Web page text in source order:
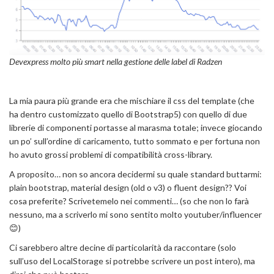
Devexpress molto più smart nella gestione delle label di Radzen
La mia paura più grande era che mischiare il css del template (che
ha dentro customizzato quello di Bootstrap5) con quello di due
librerie di componenti portasse al marasma totale; invece giocando
un po’ sull’ordine di caricamento, tutto sommato e per fortuna non
ho avuto grossi problemi di compatibilità cross-library.
A proposito… non so ancora decidermi su quale standard buttarmi:
plain bootstrap, material design (old o v3) o fluent design?? Voi
cosa preferite? Scrivetemelo nei commenti… (so che non lo farà
nessuno, ma a scriverlo mi sono sentito molto youtuber/influencer
😊)
Ci sarebbero altre decine di particolarità da raccontare (solo
sull’uso del LocalStorage si potrebbe scrivere un post intero), ma